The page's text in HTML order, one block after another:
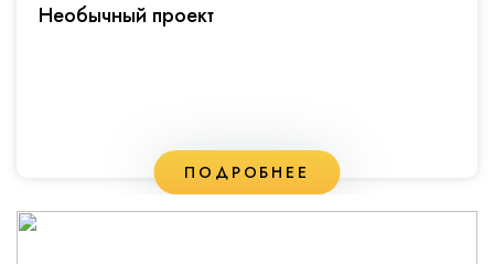
Необычный проект
ПОДРОБНЕЕ